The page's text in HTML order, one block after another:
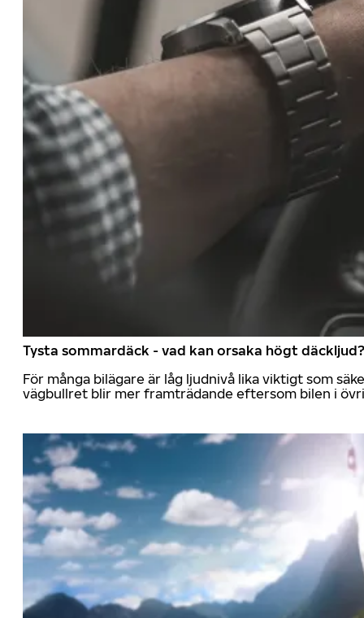
Tysta sommardäck - vad kan orsaka högt däckljud?
För många bilägare är låg ljudnivå lika viktigt som
vägbullret blir mer framträdande eftersom bilen i